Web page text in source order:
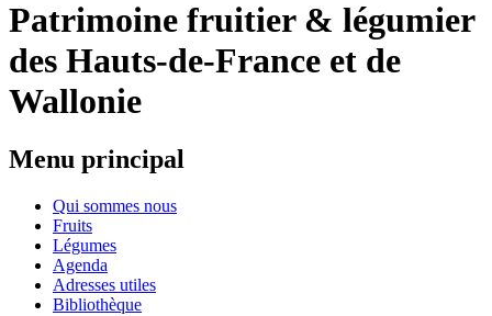
Patrimoine fruitier & légumier
des Hauts-de-France et de
Wallonie
Menu principal
Qui sommes nous
Fruits
Légumes
Agenda
Adresses utiles
Bibliothèque